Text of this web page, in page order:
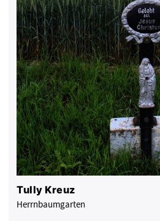
Tully Kreuz
Herrnbaumgarten